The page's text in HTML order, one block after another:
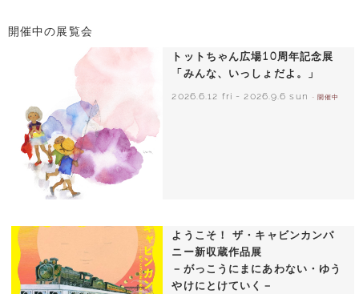
開催中の展覧会
トットちゃん広場10周年記念展
「みんな、いっしょだよ。」
2026.6.12 fri -2026.9.6 sun - 開催中
ようこそ！ ザ・キャビンカンパ
ニー新収蔵作品展
－がっこうにまにあわない・ゆう
やけにとけていく－